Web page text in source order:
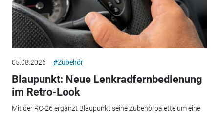
05.08.2026 #Zubehör
Blaupunkt: Neue Lenkradfernbedienung
im Retro-Look
Mit der RC-26 ergänzt Blaupunkt seine Zubehörpalette um eine